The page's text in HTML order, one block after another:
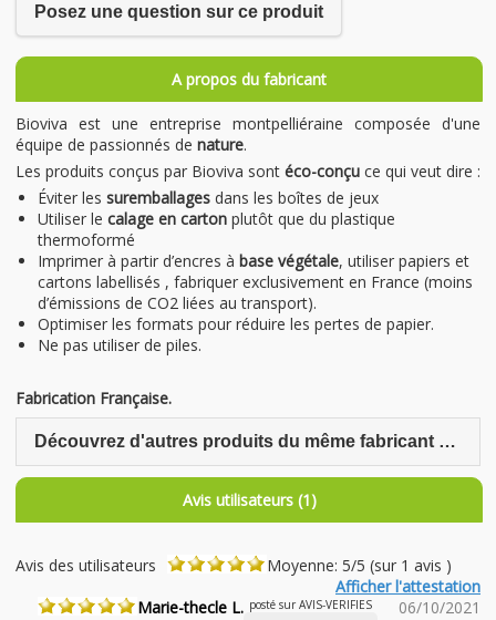
Posez une question sur ce produit
A propos du fabricant
Bioviva est une entreprise montpelliéraine composée d'une
équipe de passionnés de nature.
Les produits conçus par Bioviva sont éco-conçu ce qui veut dire :
Éviter les suremballages dans les boîtes de jeux
Utiliser le calage en carton plutôt que du plastique
thermoformé
Imprimer à partir d’encres à base végétale, utiliser papiers et
cartons labellisés , fabriquer exclusivement en France (moins
d’émissions de CO2 liées au transport).
Optimiser les formats pour réduire les pertes de papier.
Ne pas utiliser de piles.
Fabrication Française.
Découvrez d'autres produits du même fabricant Bioviva
Avis utilisateurs (1)
Avis des utilisateurs
Moyenne: 5/5 (sur 1 avis )
Afficher l'attestation
Marie-thecle L. posté sur AVIS-VERIFIES 06/10/2021